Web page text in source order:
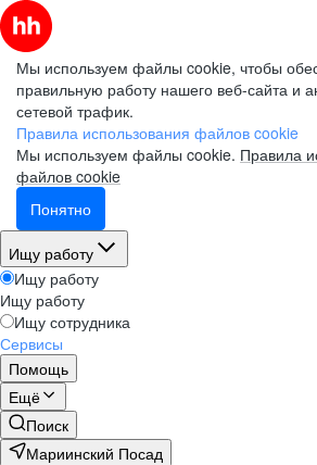
Мы используем файлы cookie, чтобы
правильную работу нашего веб-сайта и
сетевой трафик.
Правила использования файлов cookie
Мы используем файлы cookie. Правила
файлов cookie
Понятно
Ищу работу
Ищу работу
Ищу работу
Ищу сотрудника
Сервисы
Помощь
Ещё
Поиск
Мариинский Посад